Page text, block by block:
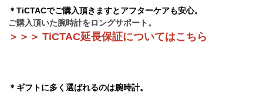
＊TiCTACでご購入頂きますとアフターケアも安心。
ご購入頂いた腕時計をロングサポート。
＞ ＞ ＞ TiCTAC延長保証についてはこちら
＊ギフトに多く選ばれるのは腕時計。